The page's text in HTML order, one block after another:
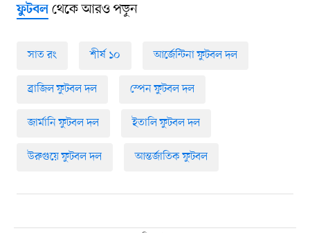
ফুটবলথেকে আরও পড়ুন
সাত রং শীর্ষ ১০ আর্জেন্টিনা ফুটবল দল
ব্রাজিল ফুটবল দল স্পেন ফুটবল দল
জার্মানি ফুটবল দল ইতালি ফুটবল দল
উরুগুয়ে ফুটবল দল আন্তর্জাতিক ফুটবল